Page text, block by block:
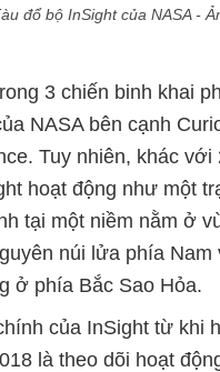
đổ bộ InSight của NASA -
3 chiến binh khai
NASA bên cạnh
Tuy nhiên, khác với
hoạt động như một
tại một niềm nằm ở
núi lửa phía Nam
ở phía Bắc Sao Hỏa.
của InSight từ khi
là theo dõi hoạt